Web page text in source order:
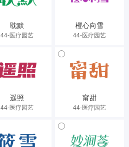
耽默
44-医疗园艺
橙心向雪
44-医疗园艺
遥照
44-医疗园艺
甯甜
44-医疗园艺